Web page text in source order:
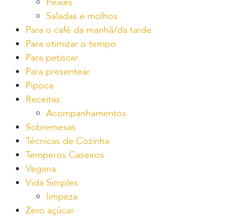
Saladas e molhos
Para o café da manhã/da tarde
Para otimizar o tempo
Para petiscar
Para presentear
Pipoca
Receitas
Acompanhamentos
Sobremesas
Técnicas de Cozinha
Temperos Caseiros
Vegana
Vida Simples
limpeza
Zero açúcar